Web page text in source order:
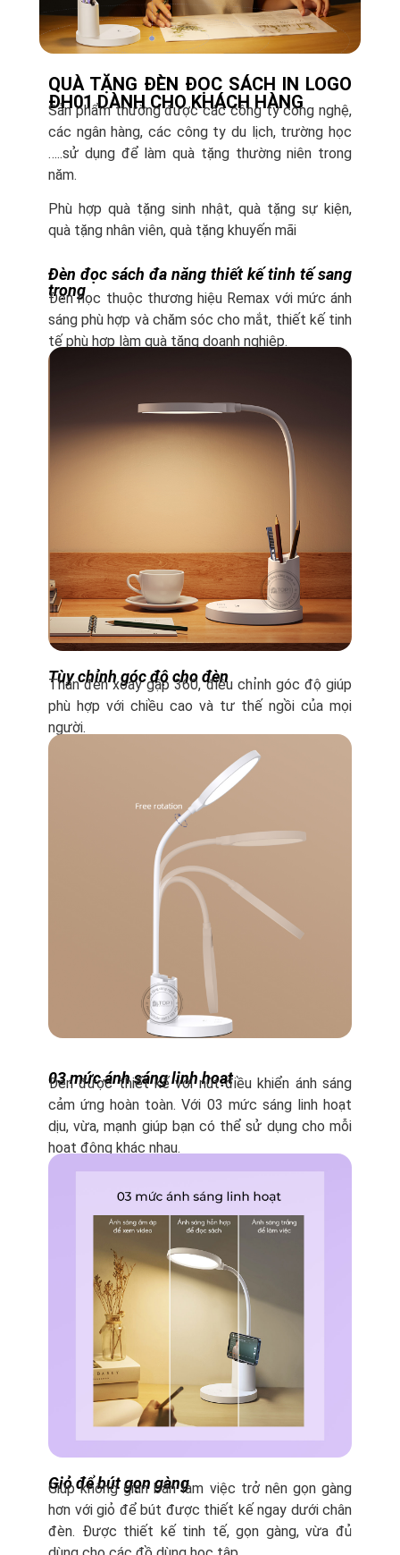
QUÀ TẶNG ĐÈN ĐỌC SÁCH IN LOGO
ĐH01 DÀNH CHO KHÁCH HÀNG
Sản phẩm thường được các công ty công nghệ,
các ngân hàng, các công ty du lịch, trường học
…..sử dụng để làm quà tặng thường niên trong
năm.
Phù hợp quà tặng sinh nhật, quà tặng sự kiện,
quà tặng nhân viên, quà tặng khuyến mãi
Đèn đọc sách đa năng thiết kế tinh tế sang
trọng
Đèn học thuộc thương hiệu Remax với mức ánh
sáng phù hợp và chăm sóc cho mắt, thiết kế tinh
tế phù hợp làm quà tặng doanh nghiệp.
Tùy chỉnh góc độ cho đèn
Thân đèn xoay gập 360, điều chỉnh góc độ giúp
phù hợp với chiều cao và tư thế ngồi của mọi
người.
03 mức ánh sáng linh hoạt
Đèn được thiết kế với nút điều khiển ánh sáng
cảm ứng hoàn toàn. Với 03 mức sáng linh hoạt
dịu, vừa, mạnh giúp bạn có thể sử dụng cho mỗi
hoạt động khác nhau.
Giỏ để bút gọn gàng
Giúp không gian bàn làm việc trở nên gọn gàng
hơn với giỏ để bút được thiết kế ngay dưới chân
đèn. Được thiết kế tinh tế, gọn gàng, vừa đủ